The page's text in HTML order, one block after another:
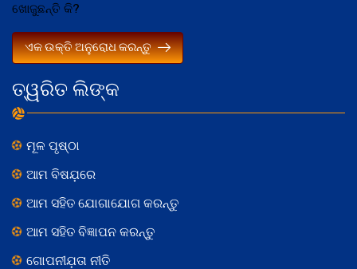
ତ୍ୱରିତ ଲିଙ୍କ
ମୂଳ ପୃଷ୍ଠା
ଆମ ବିଷଯ଼ରେ
ଆମ ସହିତ ଯୋଗାଯୋଗ କରନ୍ତୁ
ଆମ ସହିତ ବିଜ୍ଞାପନ କରନ୍ତୁ
ଗୋପନୀଯ଼ତା ନୀତି
ଖୋଜୁଛନ୍ତି କି?
ଏକ ଉକ୍ତି ଅନୁରୋଧ କରନ୍ତୁ